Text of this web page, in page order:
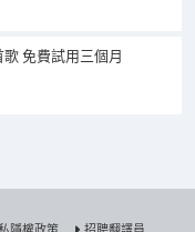
免費試用三個月